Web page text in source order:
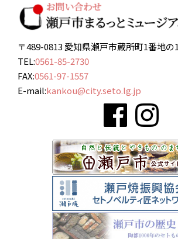
〒489-0813 愛知県瀬戸市蔵所町1番地の1
TEL:0561-85-2730
FAX:0561-97-1557
E-mail:kankou@city.seto.lg.jp